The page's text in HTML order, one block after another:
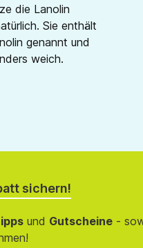
die Lanolin
Sie enthält
genannt und
weich.
sichern!
und Gutscheine-